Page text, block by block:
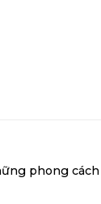
phong